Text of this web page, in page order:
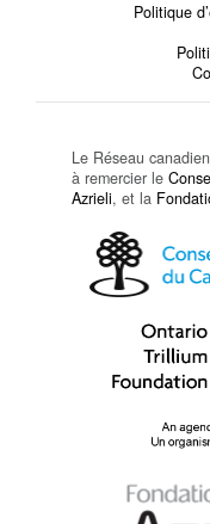
Politique
Le Réseau
à remercier le
Azrieli, et la